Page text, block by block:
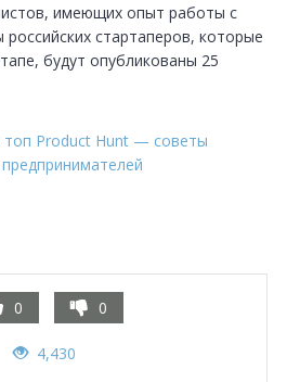
имеющих опыт работы с
стартаперов, которые
будут опубликованы 25
топ Product Hunt — советы
0 0
4,430